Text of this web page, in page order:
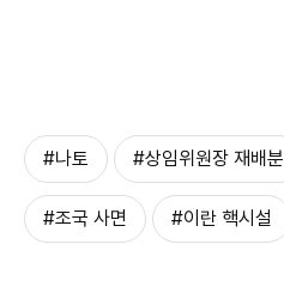
#나토 #상임위원장 재배분
#조국 사면 #이란 핵시설